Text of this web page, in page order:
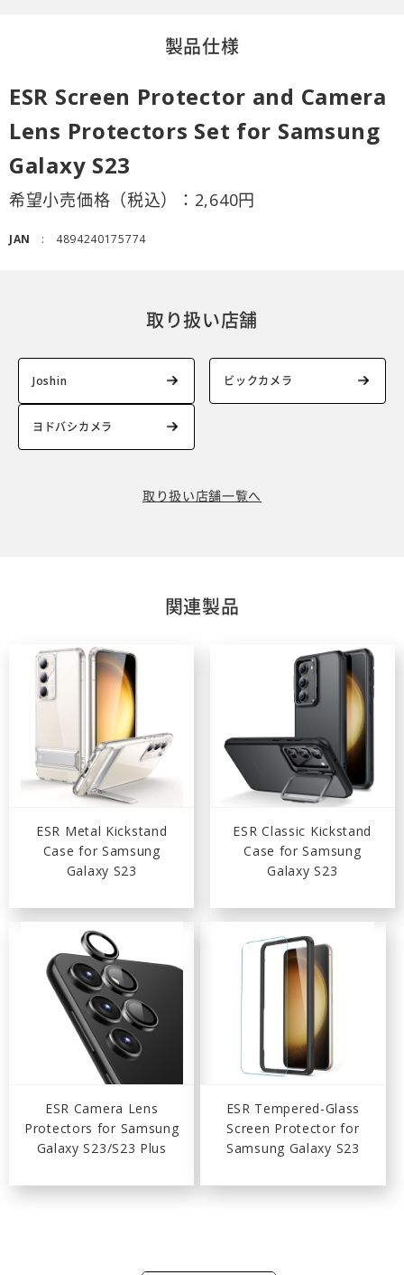
製品仕様
ESR Screen Protector and Camera
Lens Protectors Set for Samsung
Galaxy S23
希望小売価格（税込）： 2,640円
JAN 4894240175774
取り扱い店舗
Joshin ビックカメラ
ヨドバシカメラ
取り扱い店舗一覧へ
関連製品
ESR Metal Kickstand
Case for Samsung
Galaxy S23
ESR Classic Kickstand
Case for Samsung
Galaxy S23
ESR Camera Lens
Protectors for Samsung
Galaxy S23/S23 Plus
ESR Tempered-Glass
Screen Protector for
Samsung Galaxy S23